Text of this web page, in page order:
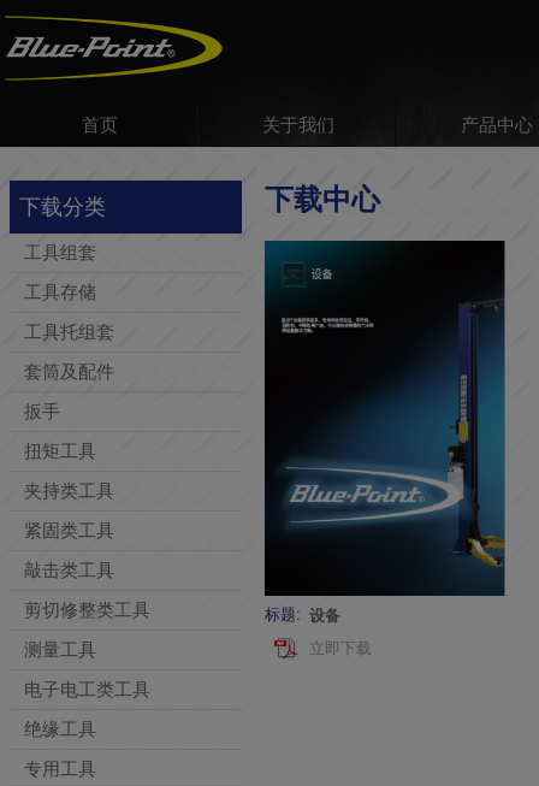
首页 关于我们 产品中心
下载分类
工具组套
工具存储
工具托组套
套筒及配件
扳手
扭矩工具
夹持类工具
紧固类工具
敲击类工具
剪切修整类工具
测量工具
电子电工类工具
绝缘工具
专用工具
下载中心
标题: 设备
立即下载